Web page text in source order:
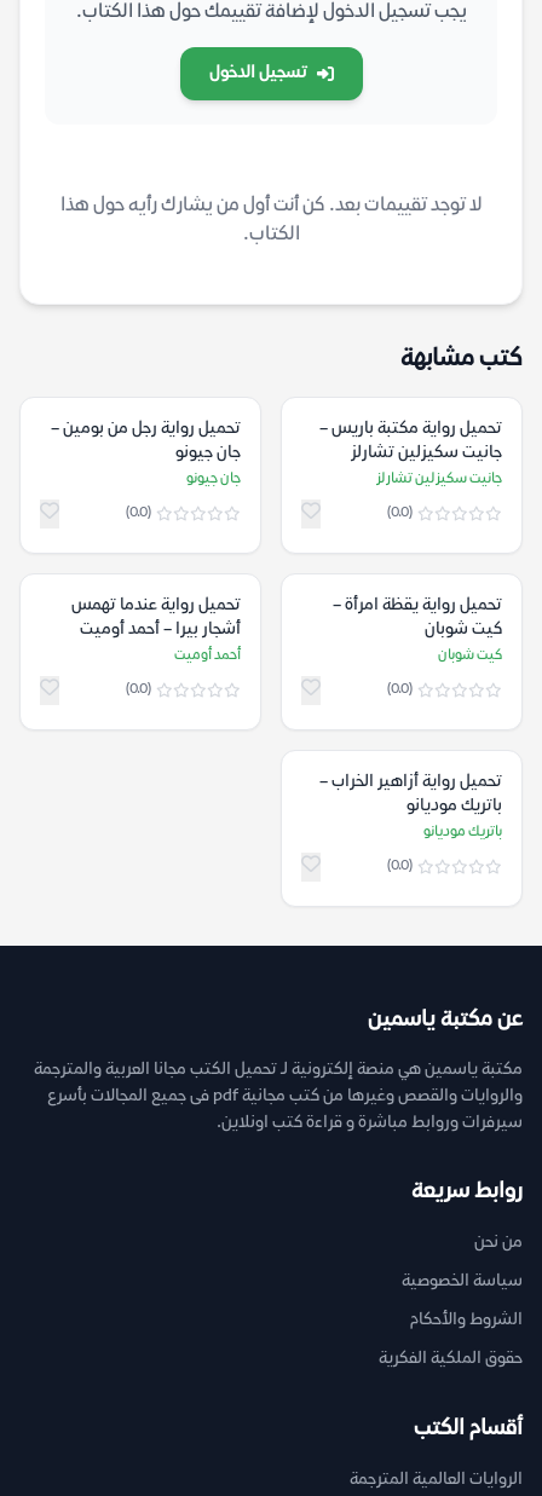
يجب تسجيل الدخول لإضافة تقييمك حول هذا الكتاب.
تسجيل الدخول
لا توجد تقييمات بعد. كن أنت أول من يشارك رأيه حول هذا
الكتاب.
كتب مشابهة
تحميل رواية مكتبة باريس –
جانيت سكيزلين تشارلز
جانيت سكيزلين تشارلز
(0.0)
تحميل رواية رجل من بومين –
جان جيونو
جان جيونو
(0.0)
تحميل رواية يقظة امرأة –
كيت شوبان
كيت شوبان
(0.0)
تحميل رواية ‎عندما تهمس
أشجار بيرا‎ – أحمد أوميت
أحمد أوميت
(0.0)
تحميل رواية أزاهير الخراب –
باتريك موديانو
باتريك موديانو
(0.0)
عن مكتبة ياسمين
مكتبة ياسمين هي منصة إلكترونية لـ تحميل الكتب مجانا العربية والمترجمة
والروايات والقصص وغيرها من كتب مجانية pdf فى جميع المجالات بأسرع
سيرفرات وروابط مباشرة و قراءة كتب اونلاين.
روابط سريعة
من نحن
سياسة الخصوصية
الشروط والأحكام
حقوق الملكية الفكرية
أقسام الكتب
الروايات العالمية المترجمة